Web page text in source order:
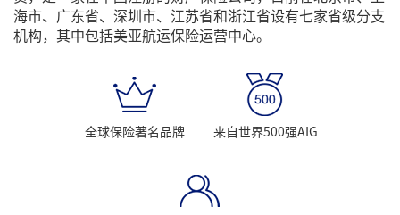
海市、广东省、深圳市、江苏省和浙江省设有七家省级分支
机构，其中包括美亚航运保险运营中心。
全球保险著名品牌 来自世界500强AIG